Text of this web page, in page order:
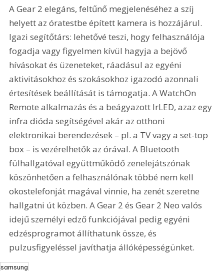
A Gear 2 elegáns, feltűnő megjelenéséhez a szíj
helyett az óratestbe épített kamera is hozzájárul.
Igazi segítőtárs: lehetővé teszi, hogy felhasználója
fogadja vagy figyelmen kívül hagyja a bejövő
hívásokat és üzeneteket, ráadásul az egyéni
aktivitásokhoz és szokásokhoz igazodó azonnali
értesítések beállítását is támogatja. A WatchOn
Remote alkalmazás és a beágyazott IrLED, azaz egy
infra dióda segítségével akár az otthoni
elektronikai berendezések – pl. a TV vagy a set-top
box – is vezérelhetők az órával. A Bluetooth
fülhallgatóval együttműködő zenelejátszónak
köszönhetően a felhasználónak többé nem kell
okostelefonját magával vinnie, ha zenét szeretne
hallgatni út közben. A Gear 2 és Gear 2 Neo valós
idejű személyi edző funkciójával pedig egyéni
edzésprogramot állíthatunk össze, és
pulzusfigyeléssel javíthatja állóképességünket.
samsung